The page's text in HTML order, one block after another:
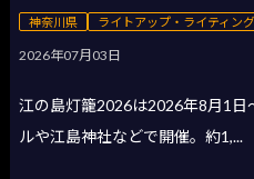
神奈川県 ライトアップ・ライティング
2026年07月03日
江の島灯籠2026は2026年8月1
ルや江島神社などで開催。約1,...